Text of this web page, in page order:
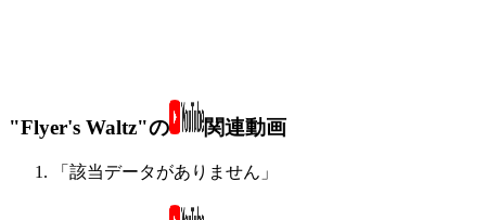
"Flyer's Waltz"の 関連動画
「該当データがありません」